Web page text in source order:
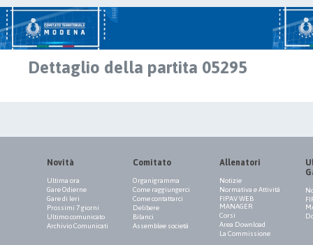
Dettaglio della partita 05295
Novità
Ultima ora
Gare Odierne
Gare di Ieri
Prossimi 7 giorni
Ultimo comunicato
Archivio Comunicati
Comitato
Organigramma
Come raggiungerci
Come contattarci
Delibere
Bilanci
Assemblee società
Allenatori
Notizie
Normativa e Attività
FIPAV WEB
MANAGER
Corsi
Area Download
La Commissione